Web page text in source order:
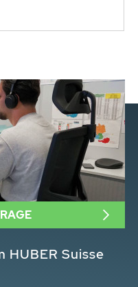
HUBER Suisse